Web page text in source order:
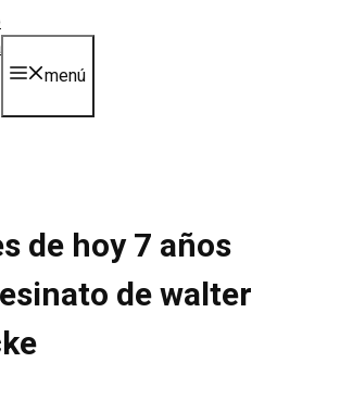
menú
de hoy 7 años
de walter